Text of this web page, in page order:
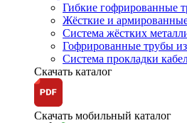
Гибкие гофрированные
Жёсткие и
Система жёстких
Гофрированные трубы
Система прокладки
Скачать каталог
Скачать мобильный каталог